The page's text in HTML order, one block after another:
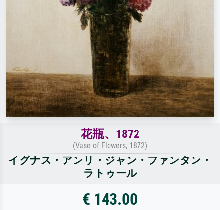
花瓶、1872
(Vase of Flowers, 1872)
イグナス・アンリ・ジャン・ファンタン・
ラトゥール
€ 143.00